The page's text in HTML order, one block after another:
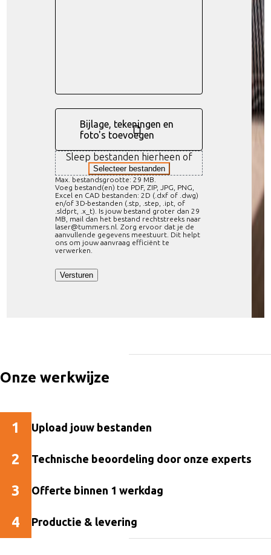
Bijlage, tekeningen en
foto's toevoegen
Sleep bestanden hierheen of
Selecteer bestanden
Max. bestandsgrootte: 29 MB.
Voeg bestand(en) toe PDF, ZIP, JPG, PNG,
Excel en CAD bestanden: 2D (.dxf of .dwg)
en/of 3D-bestanden (.stp, .step, .ipt, of
.sldprt, .x_t). Is jouw bestand groter dan 29
MB, mail dan het bestand rechtstreeks naar
laser@tummers.nl. Zorg ervoor dat je de
aanvullende gegevens meestuurt. Dit helpt
ons om jouw aanvraag efficiënt te
verwerken.
Versturen
Onze werkwijze
1 Upload jouw bestanden
2 Technische beoordeling door onze experts
3 Offerte binnen 1 werkdag
4 Productie & levering